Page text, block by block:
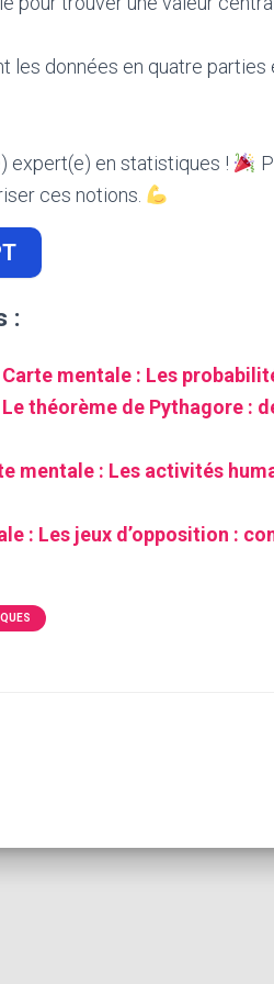
les données en quatre parties
expert(e) en statistiques !
ces notions.
:
mentale : Les
théorème de Pythagore :
mentale : Les activités
: Les jeux d’opposition :